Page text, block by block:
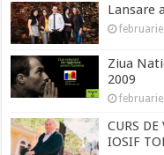
Lansare
Ziua
2009
CURS
IOSIF